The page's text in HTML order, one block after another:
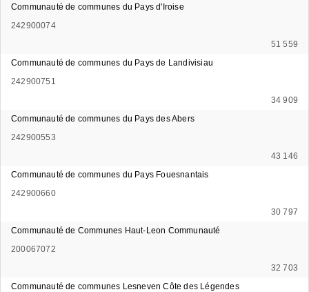
Communauté de communes du Pays d'Iroise
242900074
51 559
Communauté de communes du Pays de Landivisiau
242900751
34 909
Communauté de communes du Pays des Abers
242900553
43 146
Communauté de communes du Pays Fouesnantais
242900660
30 797
Communauté de Communes Haut-Leon Communauté
200067072
32 703
Communauté de communes Lesneven Côte des Légendes